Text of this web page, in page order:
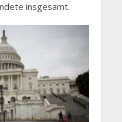
insgesamt.